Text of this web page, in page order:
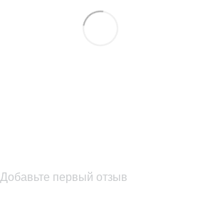
Добавьте первый отзыв